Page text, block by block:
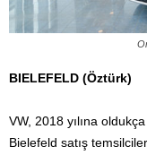
BIELEFELD (Öztürk)
VW, 2018 yılına
Bielefeld satış